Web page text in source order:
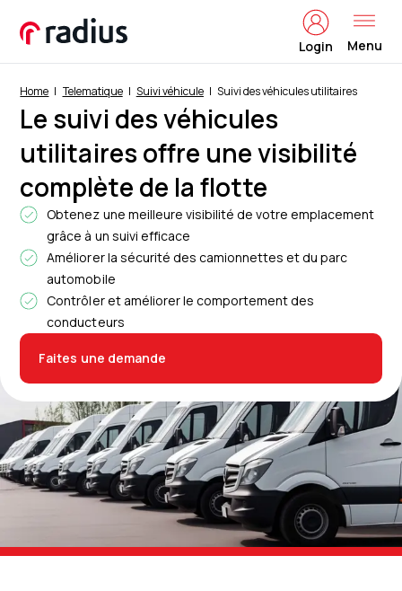
Login Menu
Home Telematique Suivi véhicule Suivi des véhicules utilitaires
Le suivi des véhicules
utilitaires offre une visibilité
complète de la flotte
Obtenez une meilleure visibilité de votre emplacement
grâce à un suivi efficace
Améliorer la sécurité des camionnettes et du parc
automobile
Contrôler et améliorer le comportement des
conducteurs
Faites une demande